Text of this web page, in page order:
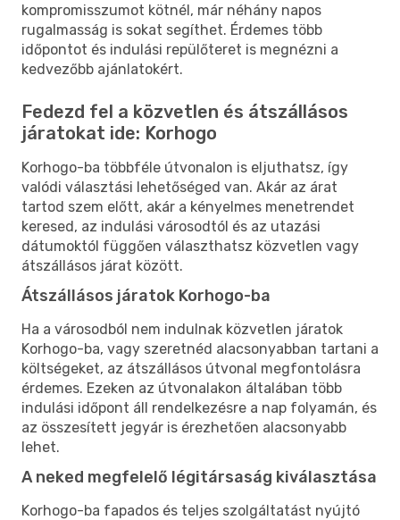
kompromisszumot kötnél, már néhány napos
rugalmasság is sokat segíthet. Érdemes több
időpontot és indulási repülőteret is megnézni a
kedvezőbb ajánlatokért.
Fedezd fel a közvetlen és átszállásos
járatokat ide: Korhogo
Korhogo-ba többféle útvonalon is eljuthatsz, így
valódi választási lehetőséged van. Akár az árat
tartod szem előtt, akár a kényelmes menetrendet
keresed, az indulási városodtól és az utazási
dátumoktól függően választhatsz közvetlen vagy
átszállásos járat között.
Átszállásos járatok Korhogo-ba
Ha a városodból nem indulnak közvetlen járatok
Korhogo-ba, vagy szeretnéd alacsonyabban tartani a
költségeket, az átszállásos útvonal megfontolásra
érdemes. Ezeken az útvonalakon általában több
indulási időpont áll rendelkezésre a nap folyamán, és
az összesített jegyár is érezhetően alacsonyabb
lehet.
A neked megfelelő légitársaság kiválasztása
Korhogo-ba fapados és teljes szolgáltatást nyújtó